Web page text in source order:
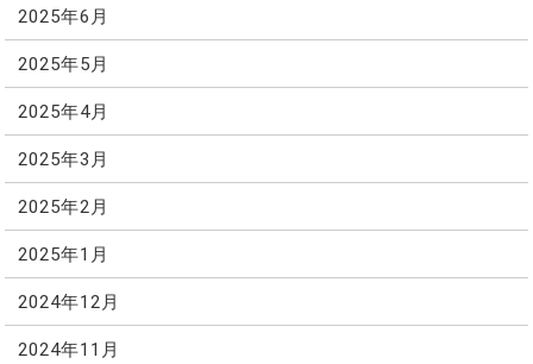
2025年6月
2025年5月
2025年4月
2025年3月
2025年2月
2025年1月
2024年12月
2024年11月